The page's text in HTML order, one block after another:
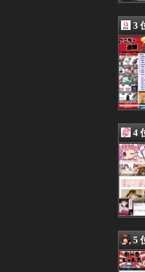
08/07
08/07
08/07
08/07
08/07
08/07
08/07
08/07
08/07
08/07
08/07
08/07
08/07
08/07
08/07
08/07
08/07
08/07
08/07
08/07
08/07
08/07
3
4
5